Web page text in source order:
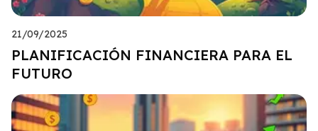
21/09/2025
PLANIFICACIÓN FINANCIERA PARA EL
FUTURO